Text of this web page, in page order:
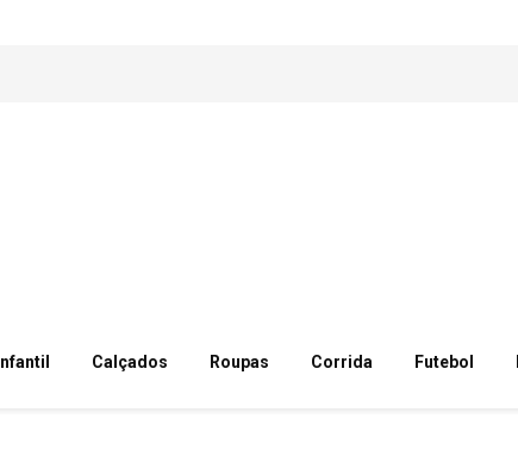
Infantil Calçados Roupas Corrida Futebol